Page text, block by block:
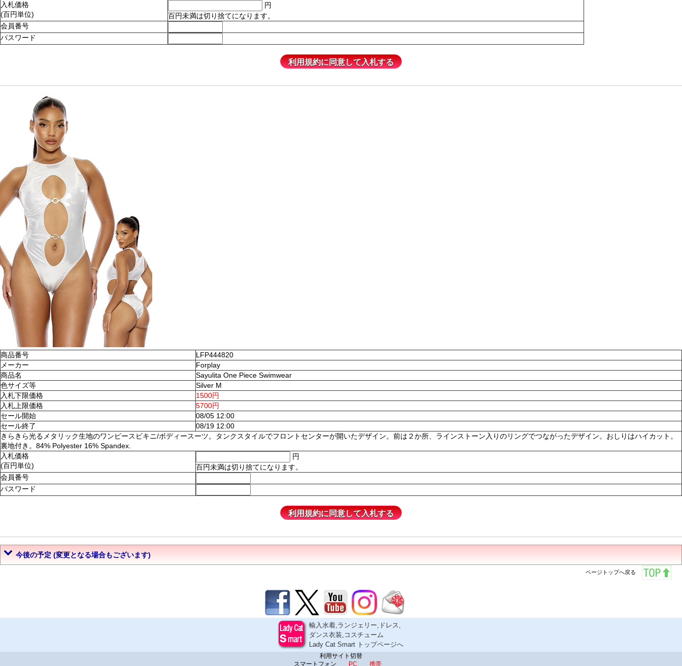
入札価格
(百円単位)
円
百円未満は切り捨てになります。
会員番号
パスワード
商品番号
LFP444820
メーカー
Forplay
商品名
Sayulita One Piece Swimwear
色サイズ等
Silver M
入札下限価格
1500円
入札上限価格
5700円
セール開始
08/05 12:00
セール終了
08/19 12:00
きらきら光るメタリック生地のワンピースビキニ/ボディースーツ。タンクスタイルでフロントセンターが開いたデザイン。前は２か所、ラインストーン入りのリングでつながったデザイン。おしりはハイカット。
裏地付き。84% Polyester 16% Spandex.
入札価格
(百円単位)
円
百円未満は切り捨てになります。
会員番号
パスワード
今後の予定 (変更となる場合もございます)
ページトップへ戻る
輸入水着,ランジェリー,ドレス,
ダンス衣装,コスチューム
Lady Cat Smart トップページへ
利用サイト切替
スマートフォン
PC 携帯